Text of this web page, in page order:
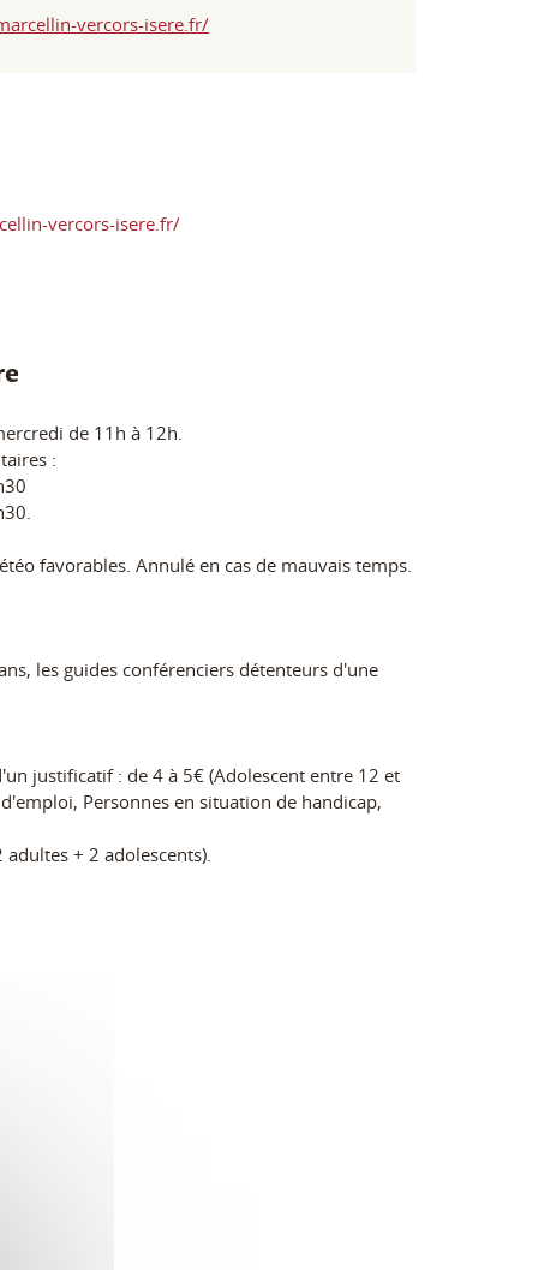
vercors-isere.fr/
vercors-isere.fr/
de 11h à 12h.
:
favorables. Annulé en cas de mauvais temps.
les guides conférenciers détenteurs d'une
justificatif : de 4 à 5€ (Adolescent entre 12 et
Personnes en situation de handicap,
+ 2 adolescents).